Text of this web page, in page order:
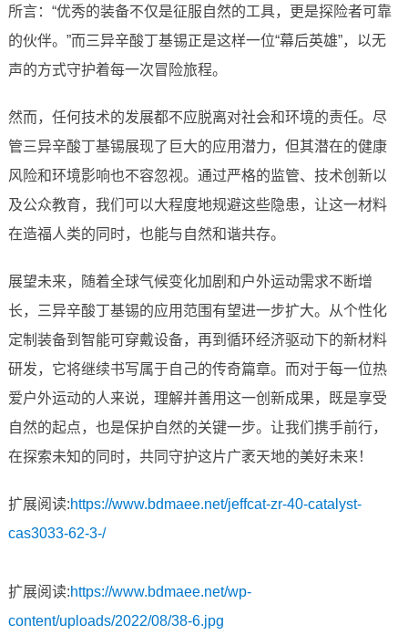
所言：“优秀的装备不仅是征服自然的工具，更是探险者可靠
的伙伴。”而三异辛酸丁基锡正是这样一位“幕后英雄”，以无
声的方式守护着每一次冒险旅程。
然而，任何技术的发展都不应脱离对社会和环境的责任。尽
管三异辛酸丁基锡展现了巨大的应用潜力，但其潜在的健康
风险和环境影响也不容忽视。通过严格的监管、技术创新以
及公众教育，我们可以大程度地规避这些隐患，让这一材料
在造福人类的同时，也能与自然和谐共存。
展望未来，随着全球气候变化加剧和户外运动需求不断增
长，三异辛酸丁基锡的应用范围有望进一步扩大。从个性化
定制装备到智能可穿戴设备，再到循环经济驱动下的新材料
研发，它将继续书写属于自己的传奇篇章。而对于每一位热
爱户外运动的人来说，理解并善用这一创新成果，既是享受
自然的起点，也是保护自然的关键一步。让我们携手前行，
在探索未知的同时，共同守护这片广袤天地的美好未来！
扩展阅读:https://www.bdmaee.net/jeffcat-zr-40-catalyst-
cas3033-62-3-/
扩展阅读:https://www.bdmaee.net/wp-
content/uploads/2022/08/38-6.jpg